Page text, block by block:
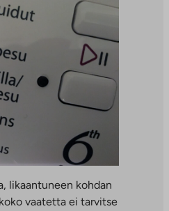
likaantuneen kohdan
vaatetta ei tarvitse